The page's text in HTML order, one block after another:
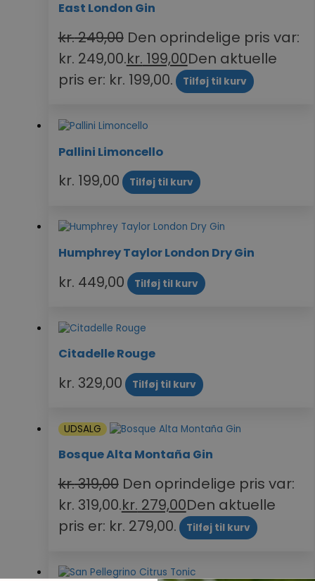
East London Gin
kr.249,00 Den oprindelige pris var:
kr. 249,00.kr. 199,00Den aktuelle
pris er: kr. 199,00.
Tilføj til kurv
Pallini Limoncello
kr. 199,00 Tilføj til kurv
Humphrey Taylor London Dry Gin
kr. 449,00 Tilføj til kurv
Citadelle Rouge
kr. 329,00 Tilføj til kurv
UDSALG
Bosque Alta Montaña Gin
kr.319,00 Den oprindelige pris var:
kr. 319,00.kr. 279,00Den aktuelle
pris er: kr. 279,00.
Tilføj til kurv